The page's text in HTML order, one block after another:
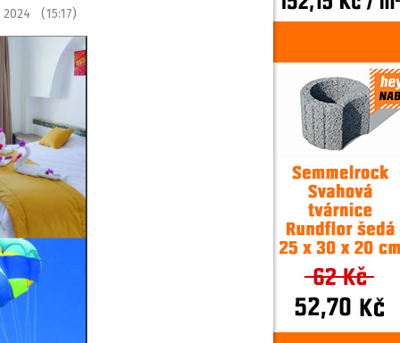
2024 (15:17)